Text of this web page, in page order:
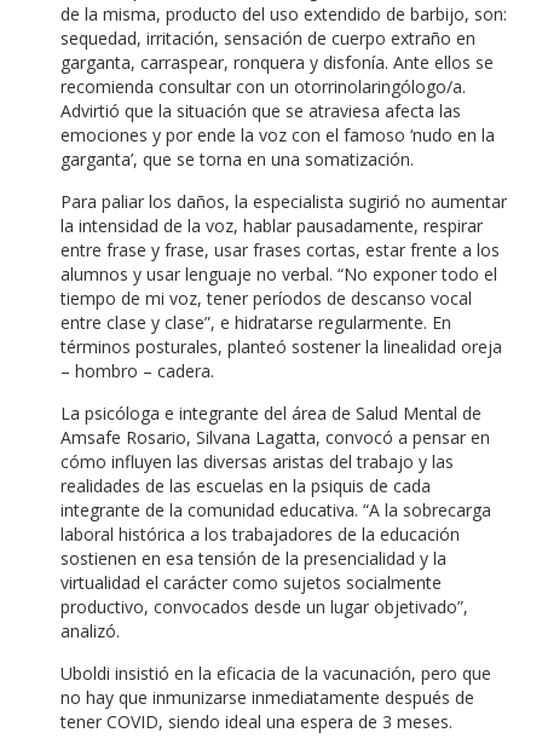
de la misma, producto del uso extendido de barbijo, son:
sequedad, irritación, sensación de cuerpo extraño en
garganta, carraspear, ronquera y disfonía. Ante ellos se
recomienda consultar con un otorrinolaringólogo/a.
Advirtió que la situación que se atraviesa afecta las
emociones y por ende la voz con el famoso ‘nudo en la
garganta’, que se torna en una somatización.
Para paliar los daños, la especialista sugirió no aumentar
la intensidad de la voz, hablar pausadamente, respirar
entre frase y frase, usar frases cortas, estar frente a los
alumnos y usar lenguaje no verbal. “No exponer todo el
tiempo de mi voz, tener períodos de descanso vocal
entre clase y clase”, e hidratarse regularmente. En
términos posturales, planteó sostener la linealidad oreja
– hombro – cadera.
La psicóloga e integrante del área de Salud Mental de
Amsafe Rosario, Silvana Lagatta, convocó a pensar en
cómo influyen las diversas aristas del trabajo y las
realidades de las escuelas en la psiquis de cada
integrante de la comunidad educativa. “A la sobrecarga
laboral histórica a los trabajadores de la educación
sostienen en esa tensión de la presencialidad y la
virtualidad el carácter como sujetos socialmente
productivo, convocados desde un lugar objetivado”,
analizó.
Uboldi insistió en la eficacia de la vacunación, pero que
no hay que inmunizarse inmediatamente después de
tener COVID, siendo ideal una espera de 3 meses.